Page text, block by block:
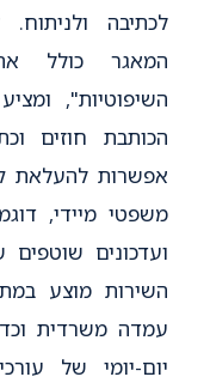
לכתיבה
המאגר כולל
השיפוטיות",
הכותבת חוזים
אפשרות להעלאת
משפטי מיידי,
ועדכונים
השירות מוצע
עמדה משרדית
יום-יומי של